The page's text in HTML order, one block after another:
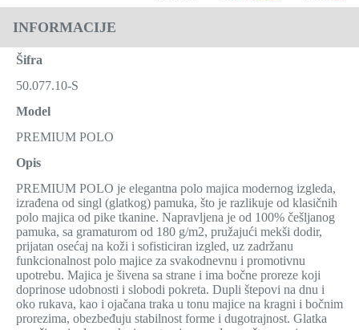
INFORMACIJE
Šifra
50.077.10-S
Model
PREMIUM POLO
Opis
PREMIUM POLO je elegantna polo majica modernog izgleda,
izrađena od singl (glatkog) pamuka, što je razlikuje od klasičnih
polo majica od pike tkanine. Napravljena je od 100% češljanog
pamuka, sa gramaturom od 180 g/m2, pružajući mekši dodir,
prijatan osećaj na koži i sofisticiran izgled, uz zadržanu
funkcionalnost polo majice za svakodnevnu i promotivnu
upotrebu. Majica je šivena sa strane i ima bočne proreze koji
doprinose udobnosti i slobodi pokreta. Dupli štepovi na dnu i
oko rukava, kao i ojačana traka u tonu majice na kragni i bočnim
prorezima, obezbeđuju stabilnost forme i dugotrajnost. Glatka